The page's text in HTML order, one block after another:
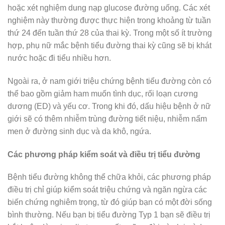
hoặc xét nghiệm dung nạp glucose đường uống. Các xét
nghiệm này thường được thực hiện trong khoảng từ tuần
thứ 24 đến tuần thứ 28 của thai kỳ. Trong một số ít trường
hợp, phụ nữ mắc bệnh tiểu đường thai kỳ cũng sẽ bị khát
nước hoặc đi tiểu nhiều hơn.
Ngoài ra, ở nam giới triệu chứng bệnh tiểu đường còn có
thể bao gồm giảm ham muốn tình dục, rối loạn cương
dương (ED) và yếu cơ. Trong khi đó, dấu hiệu bệnh ở nữ
giới sẽ có thêm nhiễm trùng đường tiết niệu, nhiễm nấm
men ở đường sinh dục và da khô, ngứa.
Các phương pháp kiểm soát và điều trị tiểu đường
Bệnh tiểu đường không thể chữa khỏi, các phương pháp
điều trị chỉ giúp kiểm soát triệu chứng và ngăn ngừa các
biến chứng nghiêm trọng, từ đó giúp bạn có một đời sống
bình thường. Nếu bạn bị tiểu đường Typ 1 bạn sẽ điều trị